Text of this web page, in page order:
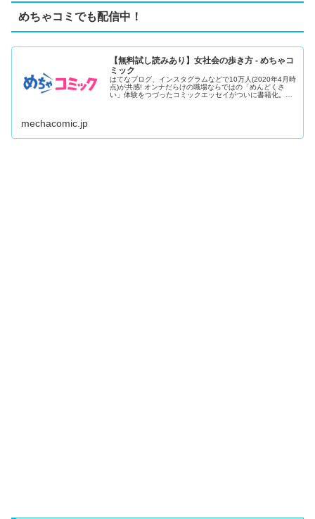
めちゃコミでも配信中！
【無料試し読みあり】女社会の歩き方 - めちゃコ
ミック
はてなブログ、インスタグラムなどで10万人(2020年4月時
点)が共感! オンナだらけの職場ならではの「めんどくさ
い」体験をつづったコミックエッセイがついに書籍化。子
mechacomic.jp